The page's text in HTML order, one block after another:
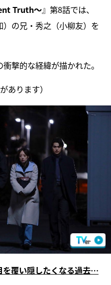
Truth～』第8話では、
の兄・秀之（小柳友）を
撃的な経緯が描かれた。
あります）
を覆い隠したくなる過去…